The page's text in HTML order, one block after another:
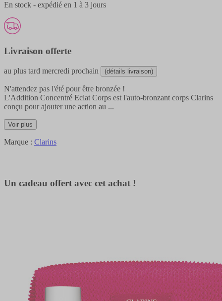
En stock - expédié en 1 à 3 jours
Livraison offerte
au plus tard mercredi prochain (détails livraison)
N'attendez pas l'été pour être bronzée !
L'Addition Concentré Eclat Corps est l'auto-bronzant corps Clarins
conçu pour ajouter une action au ...
Voir plus
Marque : Clarins
Un cadeau offert avec cet achat !